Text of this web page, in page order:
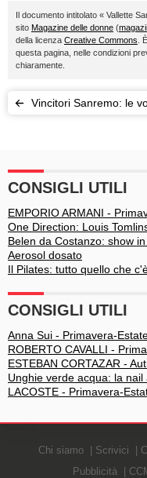
Il documento intitolato « Vallette
sito Magazine delle donne (
della licenza Creative Commons .
questa pagina, nelle condizioni
chiaramente.
Vincitori Sanremo: le
CONSIGLI UTILI
EMPORIO ARMANI -
One Direction: Louis
Belen da Costanzo: show
Aerosol dosato
Il Pilates: tutto quello che
CONSIGLI UTILI
Anna Sui - Primavera-
ROBERTO CAVALLI -
ESTEBAN CORTAZAR -
Unghie verde acqua: la
LACOSTE - Primavera-
Chi siamo Scrivici
Pubblicità